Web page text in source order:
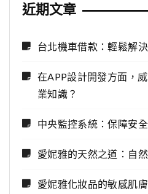
近期文章
台北機車借款：輕鬆解
在APP設計開發方面，
業知識？
中央監控系統：保障安
愛妮雅的天然之道：自
愛妮雅化妝品的敏感肌